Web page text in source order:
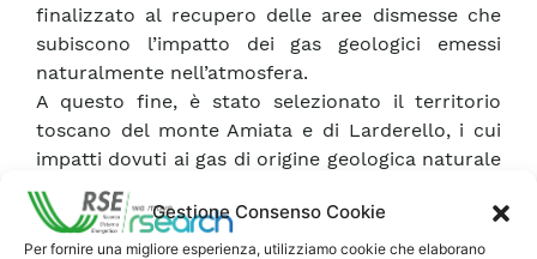
Gestione Consenso Cookie
Per fornire una migliore esperienza, utilizziamo cookie che elaborano
finalizzato al recupero delle aree dismesse che
subiscono l’impatto dei gas geologici emessi
naturalmente nell’atmosfera.
A questo fine, è stato selezionato il territorio
toscano del monte Amiata e di Larderello, i cui
impatti dovuti ai gas di origine geologica naturale
sono noti dai tempi dello sfruttamento delle
miniere boracifere e sono stati oggetto, anche
recentemente, di studi approfonditi. Nel presente